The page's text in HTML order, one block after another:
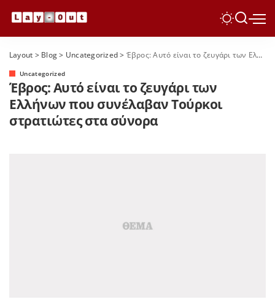
Layout > Blog> Uncategorized> Έβρος: Αυτό είναι το ζευγάρι των Ελλήνων που συνέλαβαν Τούρκοι στρατιώτες στα σύνορα
Uncategorized
Έβρος: Αυτό είναι το ζευγάρι των
Ελλήνων που συνέλαβαν Τούρκοι
στρατιώτες στα σύνορα